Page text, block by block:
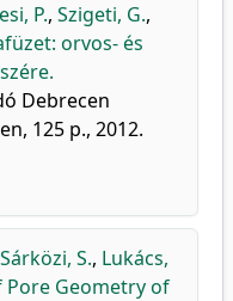
P., Szigeti, G.,
orvos- és
Debrecen
125 p., 2012.
Sárközi, S., Lukács,
Pore Geometry of